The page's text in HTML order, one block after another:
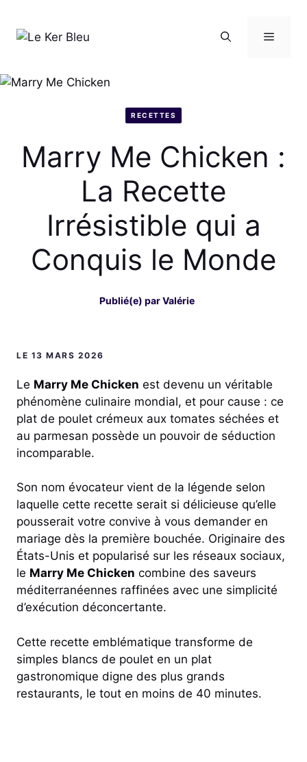
contenu
Menu
RECETTES
Marry Me Chicken :
La Recette
Irrésistible qui a
Conquis le Monde
Publié(e) parValérie
LE 13 MARS 2026
Le Marry Me Chicken est devenu un véritable
phénomène culinaire mondial, et pour cause : ce
plat de poulet crémeux aux tomates séchées et
au parmesan possède un pouvoir de séduction
incomparable.
Son nom évocateur vient de la légende selon
laquelle cette recette serait si délicieuse qu’elle
pousserait votre convive à vous demander en
mariage dès la première bouchée. Originaire des
États-Unis et popularisé sur les réseaux sociaux,
le Marry Me Chicken combine des saveurs
méditerranéennes raffinées avec une simplicité
d’exécution déconcertante.
Cette recette emblématique transforme de
simples blancs de poulet en un plat
gastronomique digne des plus grands
restaurants, le tout en moins de 40 minutes.